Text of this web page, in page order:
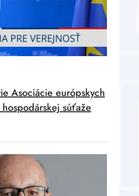
Asociácie európskych
súťaže